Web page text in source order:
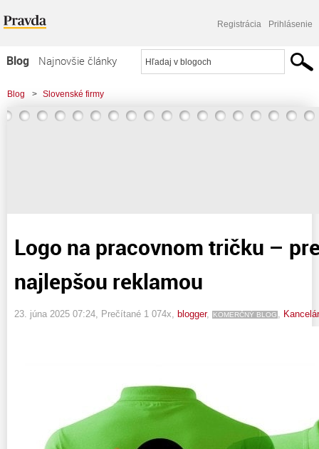
Registrácia Prihlásenie
Blog
Najnovšie články
Najčítanejšie články
Najkomentovanejšie články
Blog > Slovenské firmy
> Logo na pracovnom tričku - prečo je váš tím najlepšou reklamou
Logo na pracovnom tričku –
najlepšou reklamou
23. júna 2025 07:24 , Prečítané 1 074x, blogger, KOMERČNÝ BLOG